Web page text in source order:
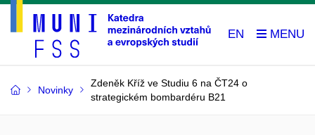
EN
Novinky
Zdeněk Kříž ve Studiu 6 na ČT24 o
strategickém bombardéru B21